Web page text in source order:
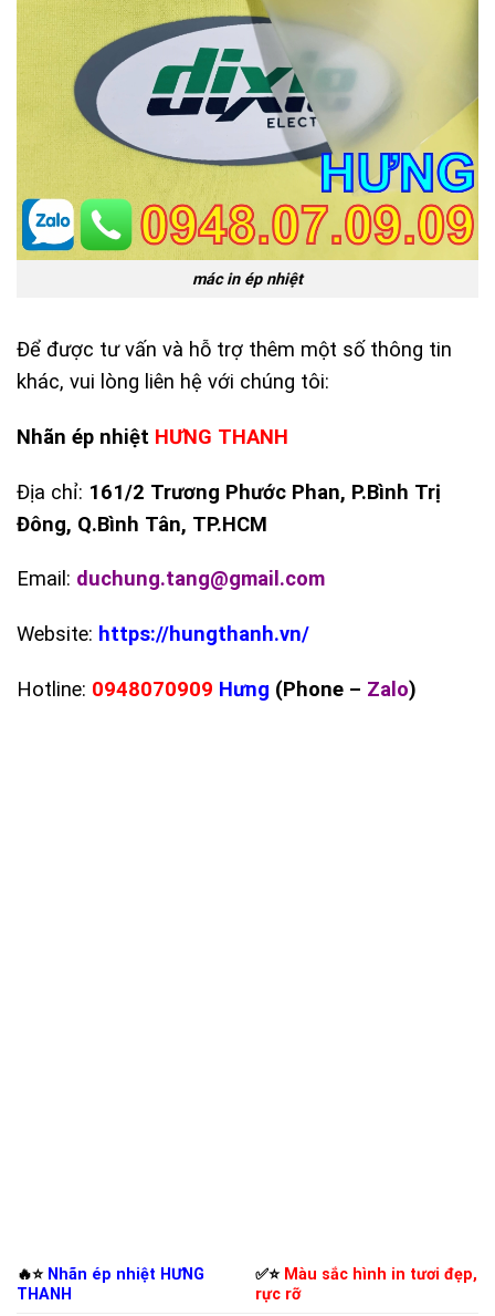
mác in ép nhiệt
Để được tư vấn và hỗ trợ thêm một số thông tin
khác, vui lòng liên hệ với chúng tôi:
Nhãn ép nhiệt HƯNG THANH
Địa chỉ: 161/2 Trương Phước Phan, P.Bình Trị
Đông, Q.Bình Tân, TP.HCM
Email: duchung.tang@gmail.com
Website: https://hungthanh.vn/
Hotline: 0948070909 Hưng (Phone – Zalo)
🔥⭐️ Nhãn ép nhiệt HƯNG
THANH
✅⭐️ Màu sắc hình in tươi đẹp,
rực rỡ